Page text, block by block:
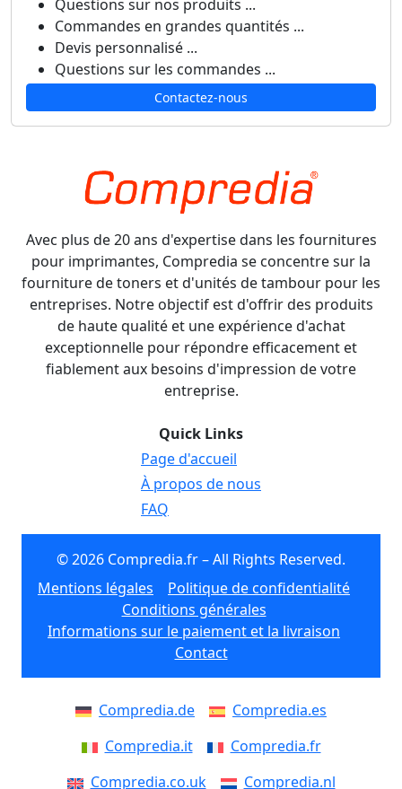
Questions sur nos produits ...
Commandes en grandes quantités ...
Devis personnalisé ...
Questions sur les commandes ...
Contactez-nous
Avec plus de 20 ans d'expertise dans les fournitures
pour imprimantes, Compredia se concentre sur la
fourniture de toners et d'unités de tambour pour les
entreprises. Notre objectif est d'offrir des produits
de haute qualité et une expérience d'achat
exceptionnelle pour répondre efficacement et
fiablement aux besoins d'impression de votre
entreprise.
Quick Links
Page d'accueil
À propos de nous
FAQ
© 2026 Compredia.fr – All Rights Reserved.
Mentions légales
Politique de confidentialité
Conditions générales
Informations sur le paiement et la livraison
Contact
Compredia.de
Compredia.es
Compredia.it
Compredia.fr
Compredia.co.uk
Compredia.nl